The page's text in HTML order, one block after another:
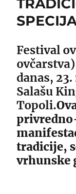
Festival
danas,
Salašu
Topoli.
tradicije,
vrhunske